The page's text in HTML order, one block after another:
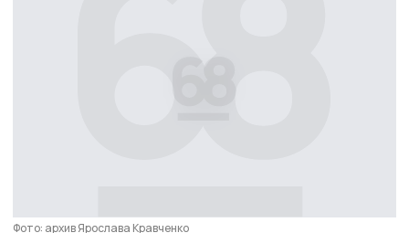
Фото: архив Ярослава Кравченко